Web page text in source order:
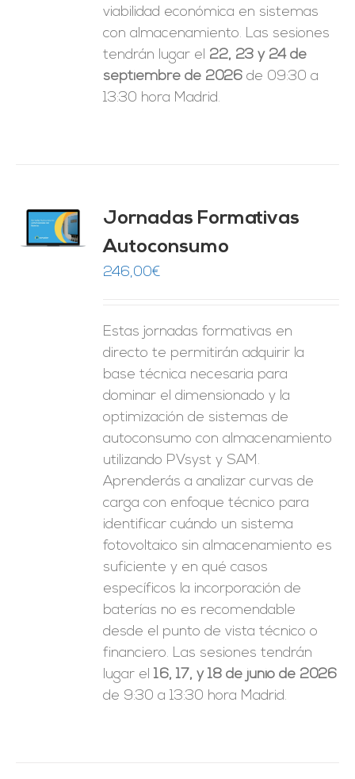
viabilidad económica en sistemas
con almacenamiento. Las sesiones
tendrán lugar el 22, 23 y 24 de
septiembre de 2026 de 09:30 a
13:30 hora Madrid.
Jornadas Formativas
Autoconsumo
246,00€
Estas jornadas formativas en
directo te permitirán adquirir la
base técnica necesaria para
dominar el dimensionado y la
optimización de sistemas de
autoconsumo con almacenamiento
utilizando PVsyst y SAM.
Aprenderás a analizar curvas de
carga con enfoque técnico para
identificar cuándo un sistema
fotovoltaico sin almacenamiento es
suficiente y en qué casos
específicos la incorporación de
baterías no es recomendable
desde el punto de vista técnico o
financiero. Las sesiones tendrán
lugar el16, 17, y 18 de junio de 2026
de 9:30 a 13:30 hora Madrid.